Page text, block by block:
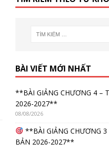
BÀI VIẾT MỚI NHẤT
**BÀI GIẢNG CHƯƠNG 4 –
2026-2027**
08/08/2026
**BÀI GIẢNG CHƯƠNG
BẢN 2026-2027**